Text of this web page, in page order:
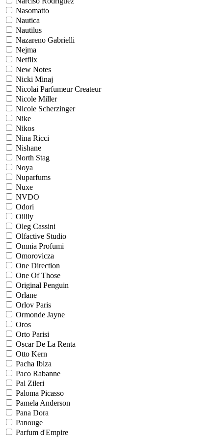
Nasomatto
Nautica
Nautilus
Nazareno Gabrielli
Nejma
Netflix
New Notes
Nicki Minaj
Nicolai Parfumeur Createur
Nicole Miller
Nicole Scherzinger
Nike
Nikos
Nina Ricci
Nishane
North Stag
Noya
Nuparfums
Nuxe
NVDO
Odori
Oilily
Oleg Cassini
Olfactive Studio
Omnia Profumi
Omorovicza
One Direction
One Of Those
Original Penguin
Orlane
Orlov Paris
Ormonde Jayne
Oros
Orto Parisi
Oscar De La Renta
Otto Kern
Pacha Ibiza
Paco Rabanne
Pal Zileri
Paloma Picasso
Pamela Anderson
Pana Dora
Panouge
Parfum d'Empire